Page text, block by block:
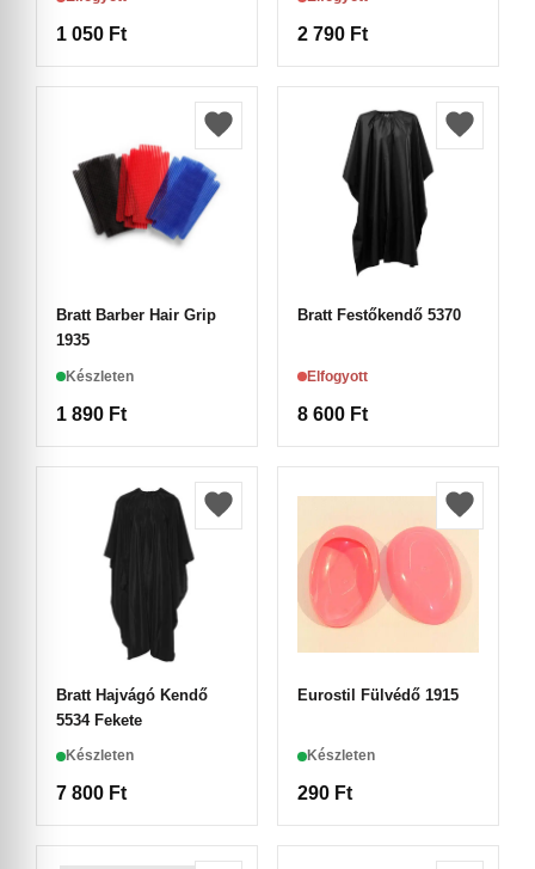
1 050 Ft 2 790 Ft
Bratt Barber Hair Grip
1935
Készleten
1 890 Ft
Bratt Festőkendő 5370
Elfogyott
8 600 Ft
Bratt Hajvágó Kendő
5534 Fekete
Készleten
7 800 Ft
Eurostil Fülvédő 1915
Készleten
290 Ft